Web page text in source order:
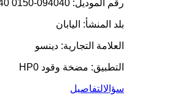
رقم الموديل: 094040-0150 094040-0081
بلد المنشأ: اليابان
العلامة التجارية: دينسو
التطبيق: مضخة وقود HP0
سؤالالتفاصيل